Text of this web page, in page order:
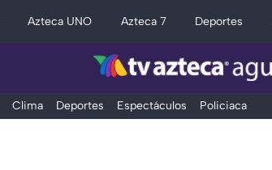
Azteca UNO Azteca 7 Deportes
Clima Deportes Espectáculos Policiaca